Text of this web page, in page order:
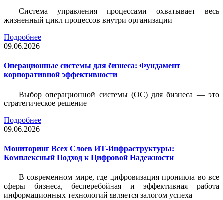
Система управления процессами охватывает весь
жизненный цикл процессов внутри организации
Подробнее
09.06.2026
Операционные системы для бизнеса: Фундамент
корпоративной эффективности
Выбор операционной системы (ОС) для бизнеса — это
стратегическое решение
Подробнее
09.06.2026
Мониторинг Всех Слоев ИТ-Инфраструктуры:
Комплексный Подход к Цифровой Надежности
В современном мире, где цифровизация проникла во все
сферы бизнеса, бесперебойная и эффективная работа
информационных технологий является залогом успеха